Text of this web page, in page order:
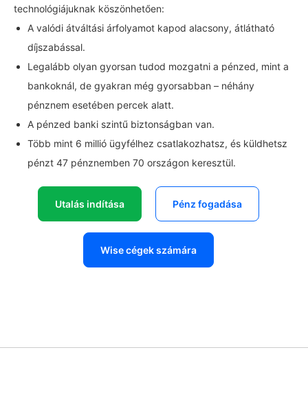
technológiájuknak köszönhetően:
A valódi átváltási árfolyamot kapod alacsony, átlátható
díjszabással.
Legalább olyan gyorsan tudod mozgatni a pénzed, mint a
bankoknál, de gyakran még gyorsabban – néhány
pénznem esetében percek alatt.
A pénzed banki szintű biztonságban van.
Több mint 6 millió ügyfélhez csatlakozhatsz, és küldhetsz
pénzt 47 pénznemben 70 országon keresztül.
Utalás indítása Pénz fogadása
Wise cégek számára